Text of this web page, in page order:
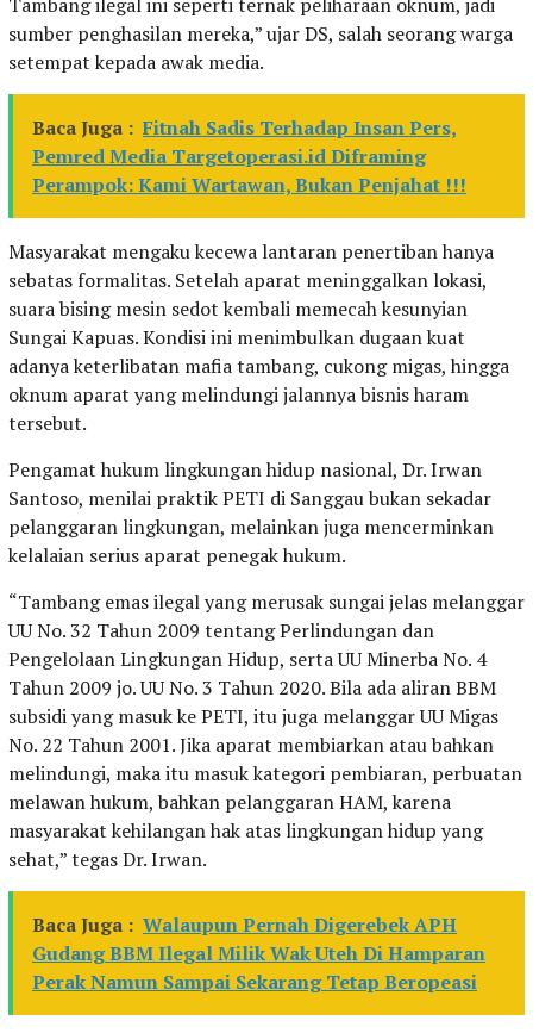
sumber penghasilan mereka,” ujar DS, salah seorang warga
setempat kepada awak media.
Baca Juga : Fitnah Sadis Terhadap Insan Pers,
Pemred Media Targetoperasi.id Diframing
Perampok: Kami Wartawan, Bukan Penjahat !!!
Masyarakat mengaku kecewa lantaran penertiban hanya
sebatas formalitas. Setelah aparat meninggalkan lokasi,
suara bising mesin sedot kembali memecah kesunyian
Sungai Kapuas. Kondisi ini menimbulkan dugaan kuat
adanya keterlibatan mafia tambang, cukong migas, hingga
oknum aparat yang melindungi jalannya bisnis haram
tersebut.
Pengamat hukum lingkungan hidup nasional, Dr. Irwan
Santoso, menilai praktik PETI di Sanggau bukan sekadar
pelanggaran lingkungan, melainkan juga mencerminkan
kelalaian serius aparat penegak hukum.
“Tambang emas ilegal yang merusak sungai jelas melanggar
UU No. 32 Tahun 2009 tentang Perlindungan dan
Pengelolaan Lingkungan Hidup, serta UU Minerba No. 4
Tahun 2009 jo. UU No. 3 Tahun 2020. Bila ada aliran BBM
subsidi yang masuk ke PETI, itu juga melanggar UU Migas
No. 22 Tahun 2001. Jika aparat membiarkan atau bahkan
melindungi, maka itu masuk kategori pembiaran, perbuatan
melawan hukum, bahkan pelanggaran HAM, karena
masyarakat kehilangan hak atas lingkungan hidup yang
sehat,” tegas Dr. Irwan.
Baca Juga : Walaupun Pernah Digerebek APH
Gudang BBM Ilegal Milik Wak Uteh Di Hamparan
Perak Namun Sampai Sekarang Tetap Beropeasi